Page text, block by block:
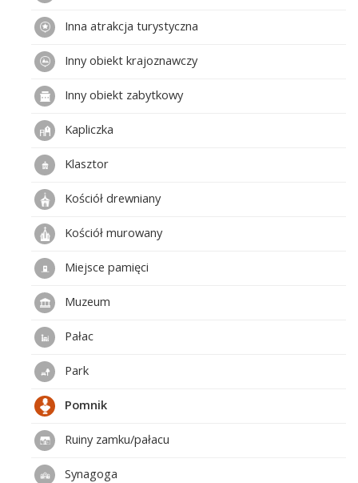
Inna atrakcja turystyczna
Inny obiekt krajoznawczy
Inny obiekt zabytkowy
Kapliczka
Klasztor
Kościół drewniany
Kościół murowany
Miejsce pamięci
Muzeum
Pałac
Park
Pomnik
Ruiny zamku/pałacu
Synagoga